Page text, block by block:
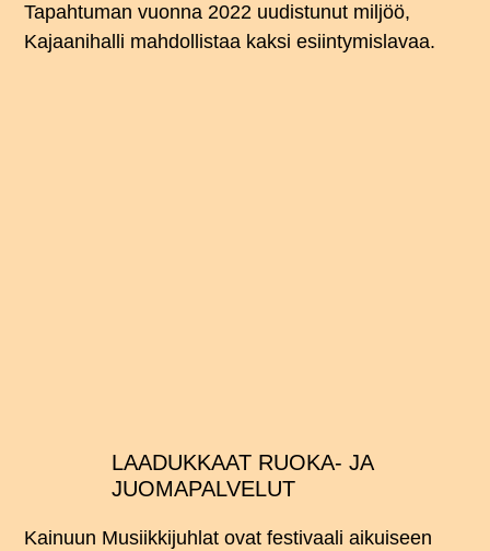
Tapahtuman vuonna 2022 uudistunut miljöö,
Kajaanihalli mahdollistaa kaksi esiintymislavaa.
LAADUKKAAT RUOKA- JA
JUOMAPALVELUT
Kainuun Musiikkijuhlat ovat festivaali aikuiseen